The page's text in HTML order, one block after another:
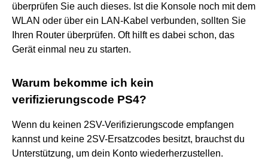
überprüfen Sie auch dieses. Ist die Konsole noch mit dem
WLAN oder über ein LAN-Kabel verbunden, sollten Sie
Ihren Router überprüfen. Oft hilft es dabei schon, das
Gerät einmal neu zu starten.
Warum bekomme ich kein
verifizierungscode PS4?
Wenn du keinen 2SV-Verifizierungscode empfangen
kannst und keine 2SV-Ersatzcodes besitzt, brauchst du
Unterstützung, um dein Konto wiederherzustellen.